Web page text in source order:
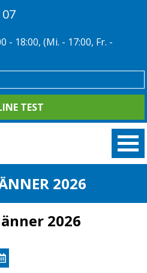
- 18:00, (Mi. - 17:00, Fr. -
TEST
2026
2026